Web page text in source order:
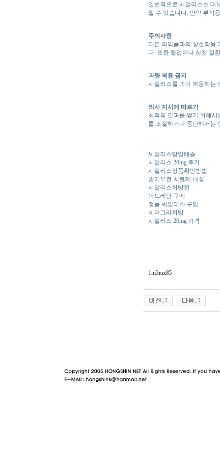
일반적으로 시알리스는 대
할 수 있습니다. 만약 부작
주의사항
다른 의약품과의 상호작용
다. 또한 혈압이나 심장 질
과량 복용 금지
시알리스를 과다 복용하는
의사 지시에 따르기
최적의 결과를 얻기 위해
를 조절하거나 중단해서는
씨알리스당일배송
시알리스 20mg 후기
시알리스정품확인방법
발기부전 치료제 내성
시알리스처방전
아드레닌 구매
정품 씨알리스 구입
비아그라처방
시알리스 20mg 가격
1m3mx85